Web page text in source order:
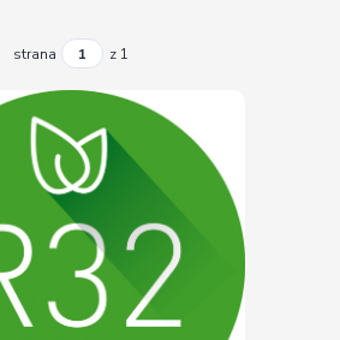
strana z 1